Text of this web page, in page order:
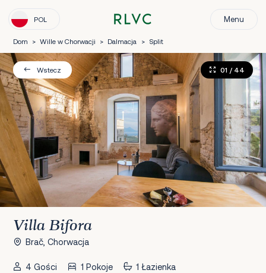
POL Menu
Dom > Wille w Chorwacji > Dalmacja > Split
Wstecz 01 / 44
Villa Bifora
Brač, Chorwacja
4 Gości 1 Pokoje 1 Łazienka